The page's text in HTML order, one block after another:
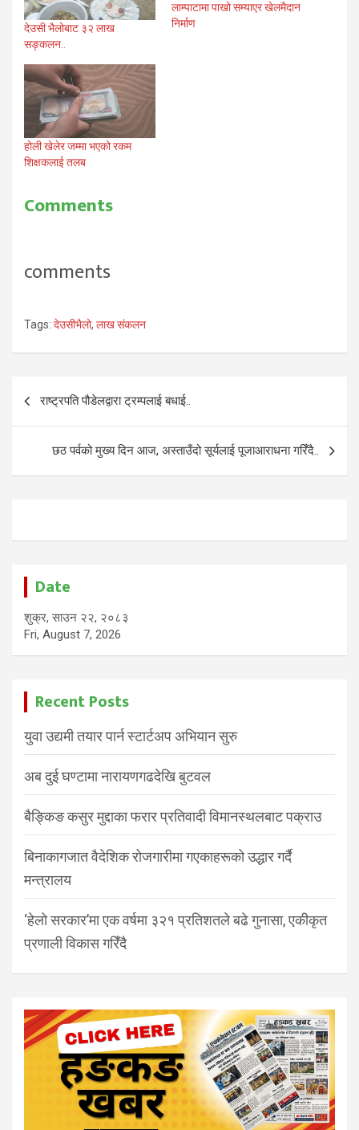
देउसी भैलोबाट ३२ लाख
सङ्कलन..
लाम्पाटामा पाखो सम्याएर खेलमैदान
निर्माण
होली खेलेर जम्मा भएको रकम
शिक्षकलाई तलब
Comments
comments
Tags: देउसीभैलो, लाख संकलन
Post
navigation
राष्ट्रपति पौडेलद्वारा ट्रम्पलाई बधाई..
छठ पर्वको मुख्य दिन आज, अस्ताउँदो सूर्यलाई पूजाआराधना गरिँदै..
Date
शुक्र, साउन २२, २०८३
Fri, August 7, 2026
Recent Posts
युवा उद्यमी तयार पार्न स्टार्टअप अभियान सुरु
अब दुई घण्टामा नारायणगढदेखि बुटवल
बैङ्किङ कसुर मुद्दाका फरार प्रतिवादी विमानस्थलबाट पक्राउ
बिनाकागजात वैदेशिक रोजगारीमा गएकाहरूको उद्धार गर्दै
मन्त्रालय
‘हेलो सरकार’मा एक वर्षमा ३२१ प्रतिशतले बढे गुनासा, एकीकृत
प्रणाली विकास गरिँदै